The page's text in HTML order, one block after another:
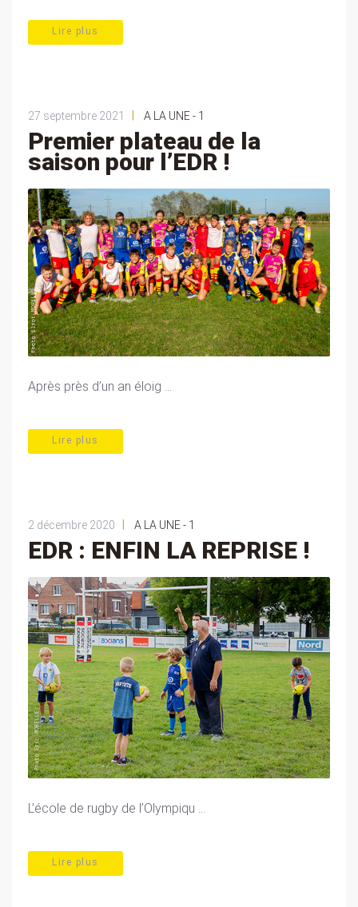
Lire plus
27 septembre 2021 A LA UNE - 1
Premier plateau de la
saison pour l’EDR !
Après près d’un an éloig ...
Lire plus
2 décembre 2020 A LA UNE - 1
EDR : ENFIN LA REPRISE !
L’école de rugby de l’Olympiqu ...
Lire plus